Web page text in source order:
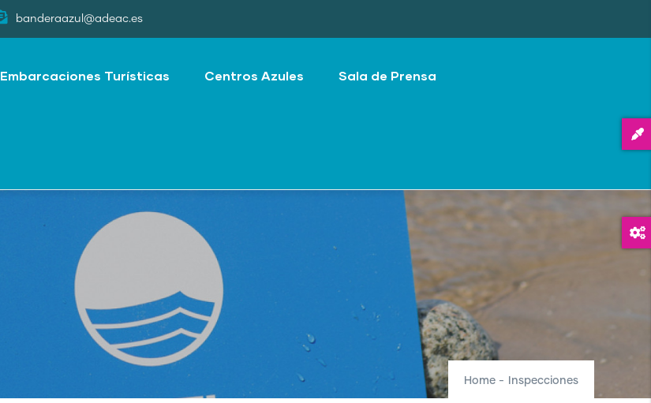
banderaazul@adeac.es
Embarcaciones Turísticas Centros Azules Sala de Prensa
Home - Inspecciones